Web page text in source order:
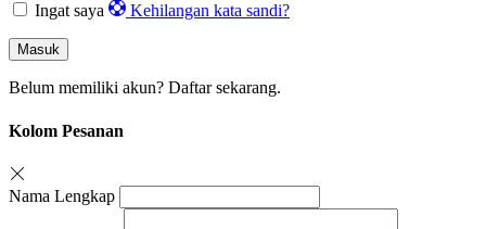
Ingat saya Kehilangan kata sandi?
Masuk
Belum memiliki akun? Daftar sekarang.
Kolom Pesanan
Nama Lengkap